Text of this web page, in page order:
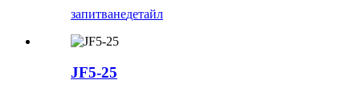
запитванедетайл
JF5-25